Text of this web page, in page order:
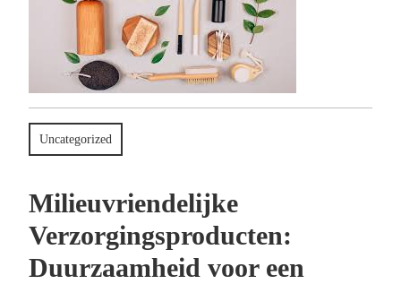
Uncategorized
Milieuvriendelijke
Verzorgingsproducten:
Duurzaamheid voor een